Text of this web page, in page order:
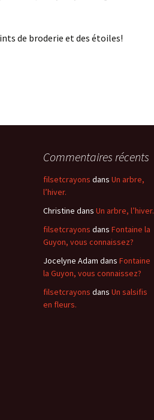
de broderie et des étoiles!
Commentaires récents
filsetcrayons dans Un arbre,
l’hiver.
Christine dans Un arbre, l’hiver.
filsetcrayons dans Fontaine la
Guyon, vous connaissez?
Jocelyne Adam dans Fontaine
la Guyon, vous connaissez?
filsetcrayons dans Un salsifis
en fleurs.